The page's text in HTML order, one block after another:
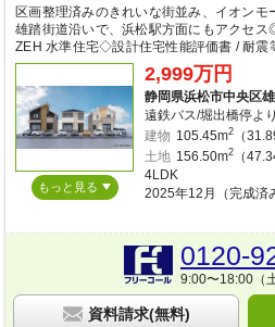
区画整理済みのきれいな街並み、イオンモ
雄踏街道沿いで、浜松駅方面にもアクセ
ZEH 水準住宅◇設計住宅性能評価書 / 耐
もっと見る
2,999万円
静岡県浜松市中央区
遠鉄バス/堀出橋停
建物 105.45m2（
土地 156.50m2（
4LDK
2025年12月（完成済
0120-
9:00〜18:00（
資料請求(無料)